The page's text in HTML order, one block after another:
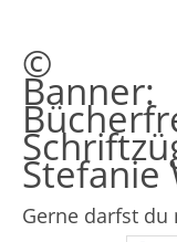
©
Banner:
Stefanie
Gerne darfst